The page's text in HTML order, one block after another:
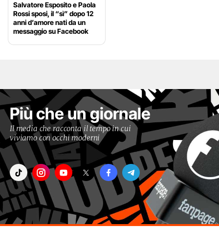
Salvatore Esposito e Paola
Rossi sposi, il “sì” dopo 12
anni d’amore nati da un
messaggio su Facebook
Più che un giornale
Il media che racconta il tempo in cui
viviamo con occhi moderni